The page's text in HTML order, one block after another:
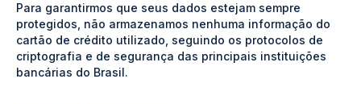
Para garantirmos que seus dados estejam sempre
protegidos, não armazenamos nenhuma informação do
cartão de crédito utilizado, seguindo os protocolos de
criptografia e de segurança das principais instituições
bancárias do Brasil.